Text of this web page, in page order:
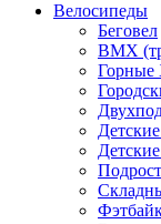
Велосипеды
Беговел
ВМХ
Горные